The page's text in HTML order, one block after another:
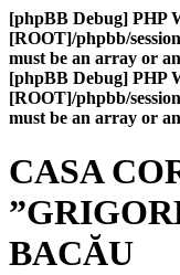
[phpBB Debug] PHP
[ROOT]/phpbb/
must be an array or
[phpBB Debug] PHP
[ROOT]/phpbb/
must be an array or
CASA
BACĂU